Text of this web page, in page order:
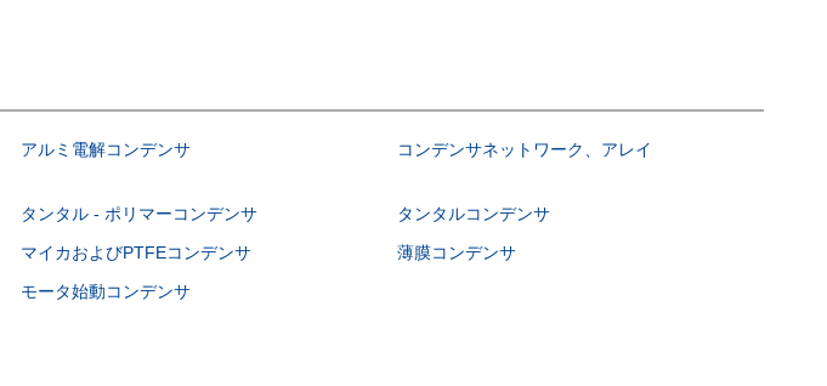
アルミ電解コンデンサ コンデンサネットワーク、アレイ
タンタル - ポリマーコンデンサ
タンタルコンデンサ
マイカおよびPTFEコンデンサ
薄膜コンデンサ
モータ始動コンデンサ